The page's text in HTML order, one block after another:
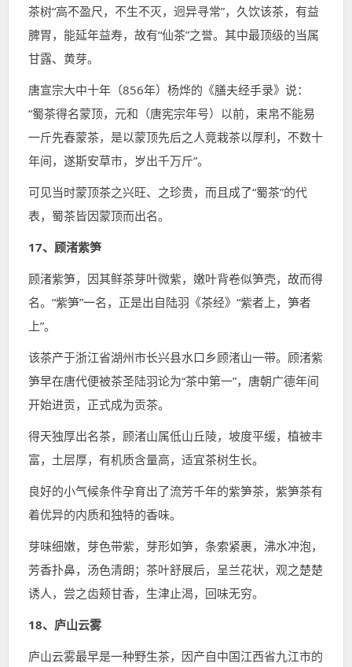
茶树“高不盈尺，不生不灭，迥异寻常”，久饮该茶，有益
脾胃，能延年益寿，故有“仙茶”之誉。其中最顶级的当属
甘露、黄芽。
唐宣宗大中十年（856年）杨烨的《膳夫经手录》说：
“蜀茶得名蒙顶，元和（唐宪宗年号）以前，束帛不能易
一斤先春蒙茶，是以蒙顶先后之人竟栽茶以厚利，不数十
年间，遂斯安草市，岁出千万斤”。
可见当时蒙顶茶之兴旺、之珍贵，而且成了“蜀茶”的代
表，蜀茶皆因蒙顶而出名。
17、顾渚紫笋
顾渚紫笋，因其鲜茶芽叶微紫，嫩叶背卷似笋壳，故而得
名。“紫笋”一名，正是出自陆羽《茶经》“紫者上，笋者
上”。
该茶产于浙江省湖州市长兴县水口乡顾渚山一带。顾渚紫
笋早在唐代便被茶圣陆羽论为“茶中第一”，唐朝广德年间
开始进贡，正式成为贡茶。
得天独厚出名茶，顾渚山属低山丘陵，坡度平缓，植被丰
富，土层厚，有机质含量高，适宜茶树生长。
良好的小气候条件孕育出了流芳千年的紫笋茶，紫笋茶有
着优异的内质和独特的香味。
芽味细嫩，芽色带紫，芽形如笋，条索紧裹，沸水冲泡，
芳香扑鼻，汤色清朗；茶叶舒展后，呈兰花状，观之楚楚
诱人，尝之齿颊甘香，生津止渴，回味无穷。
18、庐山云雾
庐山云雾最早是一种野生茶，因产自中国江西省九江市的